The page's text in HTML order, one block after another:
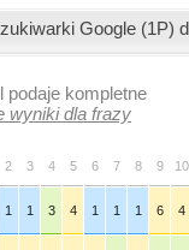
Google (1P)
podaje kompletne
wyniki dla frazy
2 3 4 5 6 7 8 9 10
1 1 3 4 1 1 1 6 4